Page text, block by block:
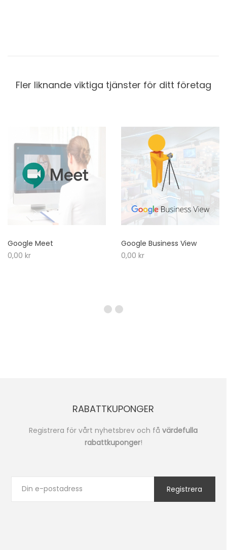
Fler liknande viktiga tjänster för ditt företag
Google Meet
0,00 kr
Google Business View
0,00 kr
RABATTKUPONGER
Registrera för vårt nyhetsbrev och få värdefulla
rabattkuponger!